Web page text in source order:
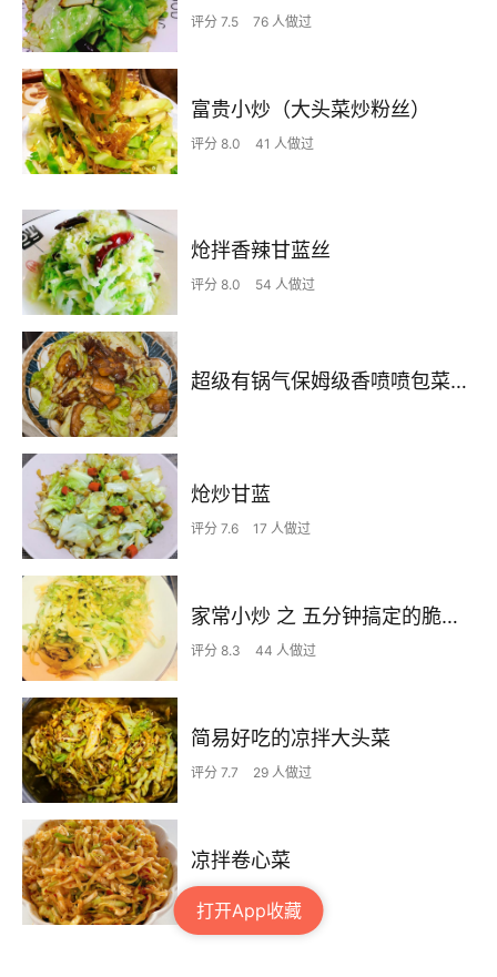
打开App收藏
评分 7.5 76 人做过
富贵小炒（大头菜炒粉丝）
评分 8.0 41 人做过
炝拌香辣甘蓝丝
评分 8.0 54 人做过
超级有锅气保姆级香喷喷包菜炒肉片~媲美大饭店~新手包成功！
炝炒甘蓝
评分 7.6 17 人做过
家常小炒 之 五分钟搞定的脆甜素炒包菜丝
评分 8.3 44 人做过
简易好吃的凉拌大头菜
评分 7.7 29 人做过
凉拌卷心菜